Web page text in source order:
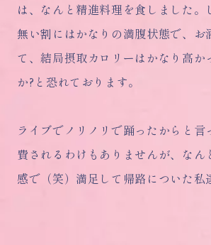
は、なんと精進料理を食しました。
無い割にはかなりの満腹状態で、お
て、結局摂取カロリーはかなり高か
か?と恐れております。
ライブでノリノリで踊ったからと言
費されるわけもありませんが、なん
感で（笑）満足して帰路についた私